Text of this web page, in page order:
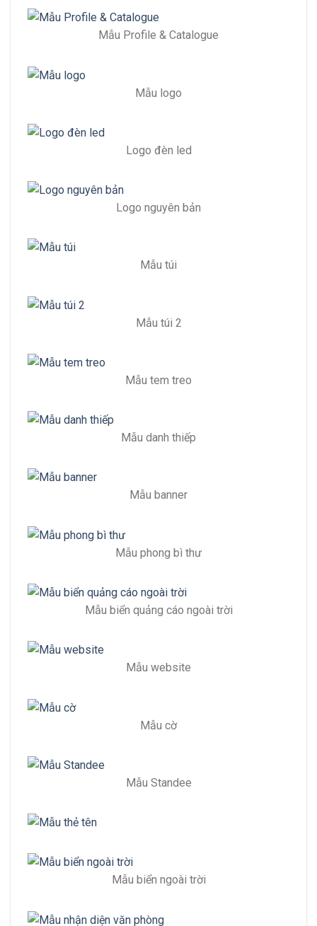
Mẫu Profile & Catalogue
Mẫu logo
Logo đèn led
Logo nguyên bản
Mẫu túi
Mẫu túi 2
Mẫu tem treo
Mẫu danh thiếp
Mẫu banner
Mẫu phong bì thư
Mẫu biển quảng cáo ngoài trời
Mẫu website
Mẫu cờ
Mẫu Standee
Mẫu biển ngoài trời